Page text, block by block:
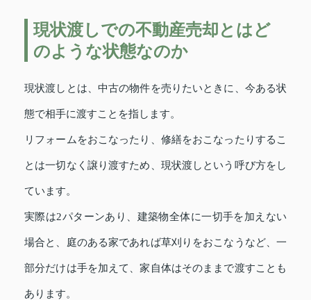
現状渡しでの不動産売却とはど
のような状態なのか
現状渡しとは、中古の物件を売りたいときに、今ある状
態で相手に渡すことを指します。
リフォームをおこなったり、修繕をおこなったりするこ
とは一切なく譲り渡すため、現状渡しという呼び方をし
ています。
実際は2パターンあり、建築物全体に一切手を加えない
場合と、庭のある家であれば草刈りをおこなうなど、一
部分だけは手を加えて、家自体はそのままで渡すことも
あります。